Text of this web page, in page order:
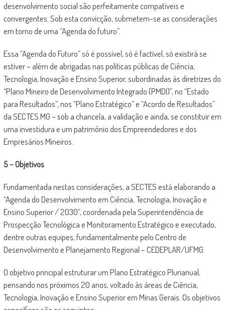
desenvolvimento social são perfeitamente compatíveis e
convergentes. Sob esta convicção, submetem-se as considerações
em torno de uma “Agenda do futuro”.
Essa “Agenda do Futuro” só é possível, só é factível, só existirá se
estiver – além de abrigadas nas políticas públicas de Ciência,
Tecnologia, Inovação e Ensino Superior, subordinadas às diretrizes do
“Plano Mineiro de Desenvolvimento Integrado (PMDI)”, no “Estado
para Resultados”, nos “Plano Estratégico” e “Acordo de Resultados”
da SECTES.MG – sob a chancela, a validação e ainda, se constituir em
uma investidura e um patrimônio dos Empreendedores e dos
Empresários Mineiros.
5 – Objetivos
Fundamentada nestas considerações, a SECTES está elaborando a
“Agenda do Desenvolvimento em Ciência, Tecnologia, Inovação e
Ensino Superior / 2030”, coordenada pela Superintendência de
Prospecção Tecnológica e Monitoramento Estratégico e executado,
dentre outras equipes, fundamentalmente pelo Centro de
Desenvolvimento e Planejamento Regional – CEDEPLAR/UFMG.
O objetivo principal estruturar um Plano Estratégico Plurianual,
pensando nos próximos 20 anos, voltado às áreas de Ciência,
Tecnologia, Inovação e Ensino Superior em Minas Gerais. Os objetivos